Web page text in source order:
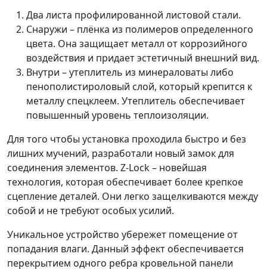
Два листа профилированной листовой стали.
Снаружи – плёнка из полимеров определенного
цвета. Она защищает металл от коррозийного
воздействия и придает эстетичный внешний вид.
Внутри – утеплитель из минераловаты либо
пенополистироловый слой, который крепится к
металлу спецклеем. Утеплитель обеспечивает
повышенный уровень теплоизоляции.
Для того чтобы установка проходила быстро и без
лишних мучений, разработали новый замок для
соединения элементов. Z-Lock – новейшая
технология, которая обеспечивает более крепкое
сцепление деталей. Они легко защелкиваются между
собой и не требуют особых усилий.
Уникальное устройство убережет помещение от
попадания влаги. Данный эффект обеспечивается
перекрытием одного ребра кровельной панели